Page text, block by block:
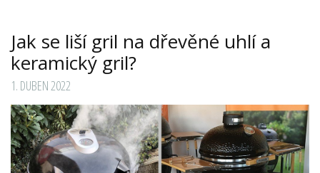
Jak se liší gril na dřevěné uhlí a
keramický gril?
1. DUBEN 2022